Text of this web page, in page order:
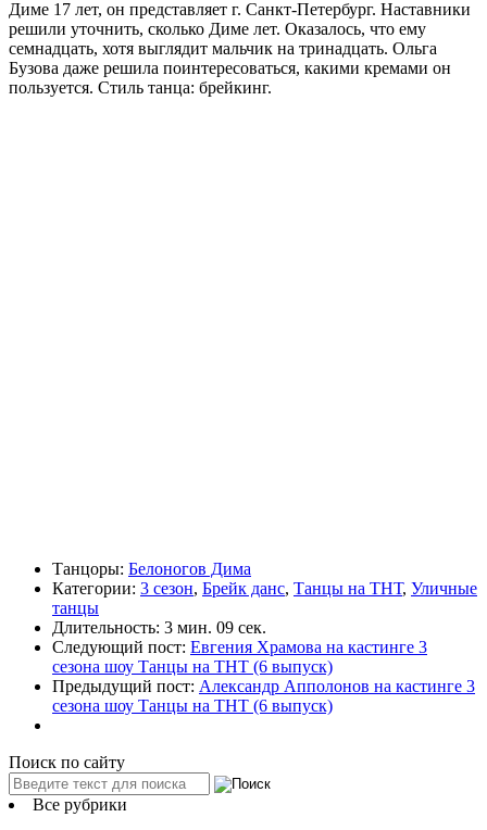
Диме 17 лет, он представляет г. Санкт-Петербург. Наставники
решили уточнить, сколько Диме лет. Оказалось, что ему
семнадцать, хотя выглядит мальчик на тринадцать. Ольга
Бузова даже решила поинтересоваться, какими кремами он
пользуется. Стиль танца: брейкинг.
Танцоры: Белоногов Дима
Категории: 3 сезон, Брейк данс, Танцы на ТНТ, Уличные
танцы
Длительность: 3 мин. 09 сек.
Следующий пост: Евгения Храмова на кастинге 3
сезона шоу Танцы на ТНТ (6 выпуск)
Предыдущий пост: Александр Апполонов на кастинге 3
сезона шоу Танцы на ТНТ (6 выпуск)
Поиск по сайту
Все рубрики